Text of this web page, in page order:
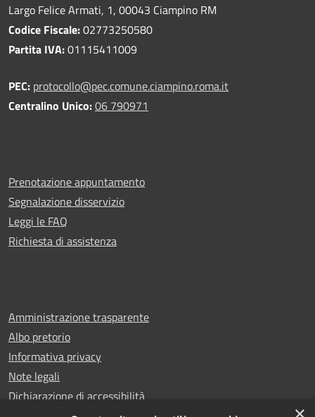
Largo Felice Armati, 1, 00043 Ciampino RM
Codice Fiscale:02773250580
Partita IVA:01115411009
PEC: protocollo@pec.comune.ciampino.roma.it
Centralino Unico:06 790971
Prenotazione appuntamento
Segnalazione disservizio
Leggi le FAQ
Richiesta di assistenza
Amministrazione trasparente
Albo pretorio
Informativa privacy
Note legali
Dichiarazione di accessibilità